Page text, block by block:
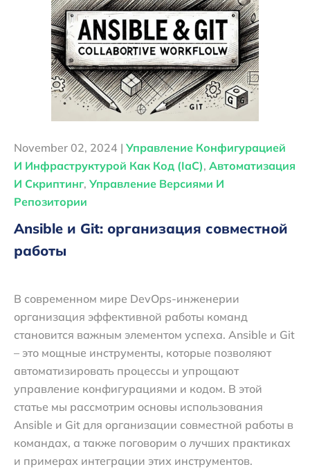
November 02, 2024 | Управление Конфигурацией
И Инфраструктурой Как Код (IaC), Автоматизация
И Скриптинг, Управление Версиями И
Репозитории
Ansible и Git: организация совместной
работы
В современном мире DevOps-инженерии
организация эффективной работы команд
становится важным элементом успеха. Ansible и Git
– это мощные инструменты, которые позволяют
автоматизировать процессы и упрощают
управление конфигурациями и кодом. В этой
статье мы рассмотрим основы использования
Ansible и Git для организации совместной работы в
командах, а также поговорим о лучших практиках
и примерах интеграции этих инструментов.